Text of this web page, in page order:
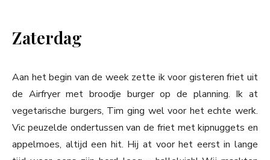
Zaterdag
Aan het begin van de week zette ik voor gisteren friet uit
de Airfryer met broodje burger op de planning. Ik at
vegetarische burgers, Tim ging wel voor het echte werk.
Vic peuzelde ondertussen van de friet met kipnuggets en
appelmoes, altijd een hit. Hij at voor het eerst in lange